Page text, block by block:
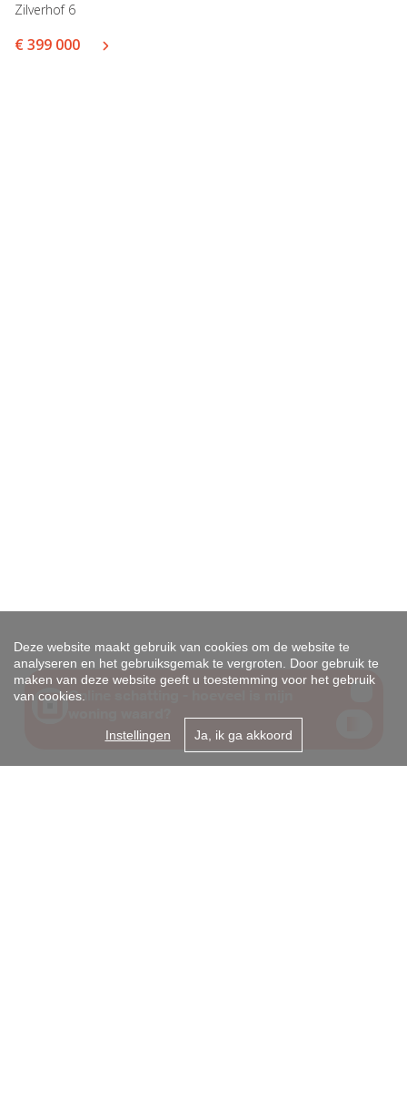
Zilverhof 6
€ 399 000
Deze website maakt gebruik van cookies om de website te
analyseren en het gebruiksgemak te vergroten. Door gebruik te
maken van deze website geeft u toestemming voor het gebruik
van cookies.
Instellingen Ja, ik ga akkoord